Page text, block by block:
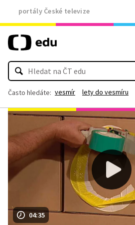
portály České televize
Často hledáte: vesmír lety do vesmíru
04:35